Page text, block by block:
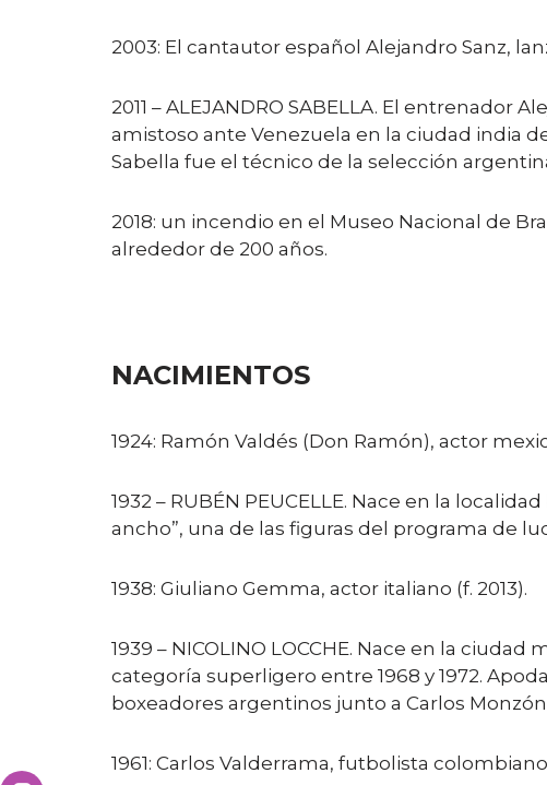
2003: El cantautor español Alejandro Sanz,
2011 – ALEJANDRO SABELLA. El
amistoso ante Venezuela en la ciudad india
Sabella fue el técnico de la selección
2018: un incendio en el Museo Nacional de
alrededor de 200 años.
NACIMIENTOS
1924: Ramón Valdés (Don Ramón), actor
1932 – RUBÉN PEUCELLE. Nace en la
ancho”, una de las figuras del programa de
1938: Giuliano Gemma, actor italiano (f. 2013).
1939 – NICOLINO LOCCHE. Nace en la
categoría superligero entre 1968 y 1972.
boxeadores argentinos junto a Carlos
1961: Carlos Valderrama, futbolista